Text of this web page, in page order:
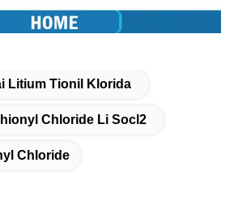
Litium Tionil Klorida
Chloride Li Socl2
Chloride